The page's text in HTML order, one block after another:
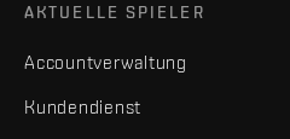
AKTUELLE SPIELER
Accountverwaltung
Kundendienst